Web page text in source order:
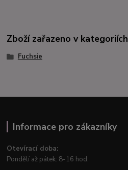
Zboží zařazeno v kategoriích
Fuchsie
Informace pro zákazníky
Otevírací doba:
Pondělí až pátek: 8-16 hod.